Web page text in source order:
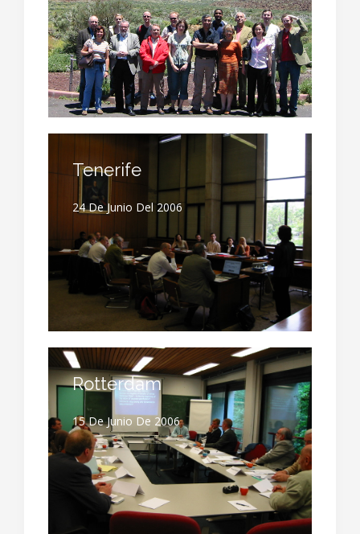
Tenerife
24 De Junio Del 2006
Rotterdam
15 De Junio De 2006